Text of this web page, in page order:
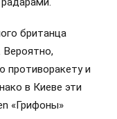
британца
Вероятно,
противоракету и
в Киеве эти
«Грифоны»